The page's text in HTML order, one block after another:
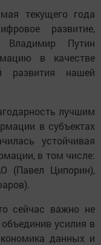
текущего года
развитие,
Путин
в качестве
развития нашей
лучшим
в субъектах
устойчивая
в том числе:
(Павел Ципорин),
сейчас важно не
усилия в
данных и